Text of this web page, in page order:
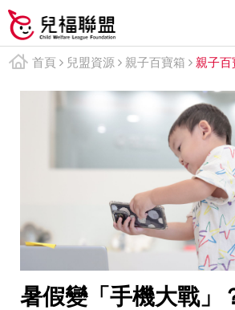
首頁 兒盟資源 親子百寶箱 親子百
暑假變「手機大戰」